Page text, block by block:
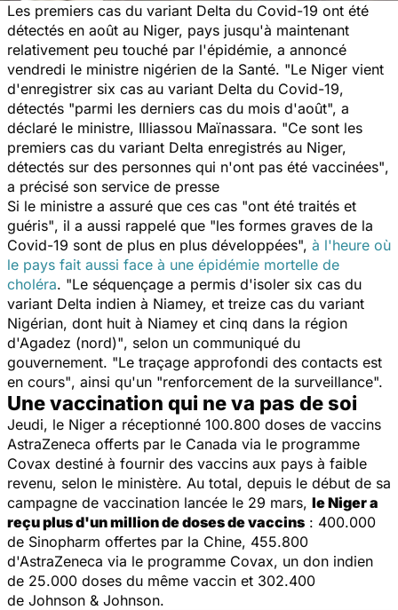
Les premiers cas du variant Delta du Covid-19 ont été
détectés en août au Niger, pays jusqu'à maintenant
relativement peu touché par l'épidémie, a annoncé
vendredi le ministre nigérien de la Santé. "Le Niger vient
d'enregistrer six cas au variant Delta du Covid-19,
détectés "parmi les derniers cas du mois d'août", a
déclaré le ministre, Illiassou Maïnassara. "Ce sont les
premiers cas du variant Delta enregistrés au Niger,
détectés sur des personnes qui n'ont pas été vaccinées",
a précisé son service de presse
Si le ministre a assuré que ces cas "ont été traités et
guéris", il a aussi rappelé que "les formes graves de la
Covid-19 sont de plus en plus développées", à l'heure où
le pays fait aussi face à une épidémie mortelle de
choléra. "Le séquençage a permis d'isoler six cas du
variant Delta indien à Niamey, et treize cas du variant
Nigérian, dont huit à Niamey et cinq dans la région
d'Agadez (nord)", selon un communiqué du
gouvernement. "Le traçage approfondi des contacts est
en cours", ainsi qu'un "renforcement de la surveillance".
Une vaccination qui ne va pas de soi
Jeudi, le Niger a réceptionné 100.800 doses de vaccins
AstraZeneca offerts par le Canada via le programme
Covax destiné à fournir des vaccins aux pays à faible
revenu, selon le ministère. Au total, depuis le début de sa
campagne de vaccination lancée le 29 mars, le Niger a
reçu plus d'un million de doses de vaccins : 400.000
de Sinopharm offertes par la Chine, 455.800
d'AstraZeneca via le programme Covax, un don indien
de 25.000 doses du même vaccin et 302.400
de Johnson & Johnson.